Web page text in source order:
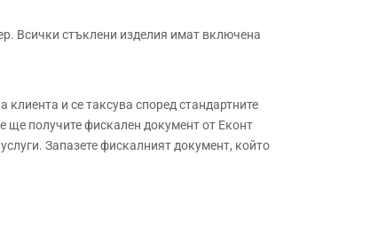
Всички стъклени изделия имат включена
и се таксува според стандартните
получите фискален документ от Еконт
Запазете фискалният документ, който